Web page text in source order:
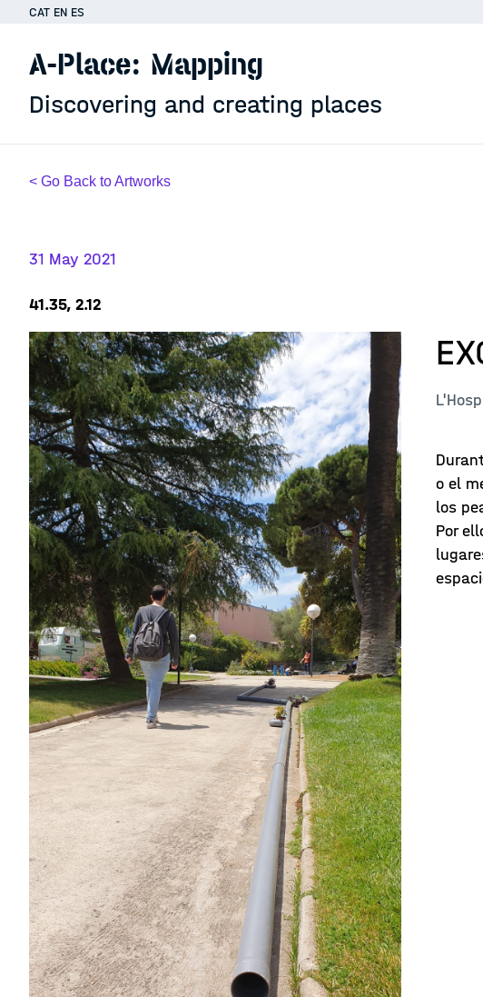
CAT EN ES
A-Place: Mapping
Discovering and creating places
< Go Back to Artworks
31 May 2021
41.35, 2.12
o el
los
Por